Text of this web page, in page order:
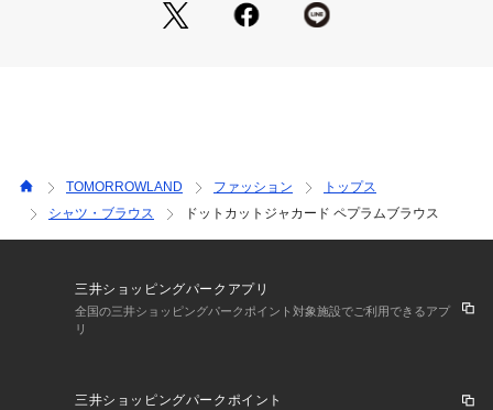
湿っている際の摩擦は特に色移りしやすい為ご注意下さい。
・大変デリケートな素材です。
素材表面の組織や糸質などから引っ掛けやすい為、やさしいお
TOMORROWLAND ファッション
トップス
シャツ・ブラウス
ドットカットジャカード ペプラムブラウス
三井ショッピングパークアプリ
全国の三井ショッピングパークポイント対象施設でご利用できるアプ
リ
三井ショッピングパークポイント